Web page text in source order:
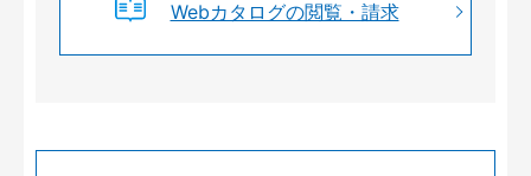
Webカタログの閲覧・請求